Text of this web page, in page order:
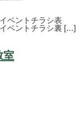
ベントチラシ表
ベントチラシ裏 […]
室